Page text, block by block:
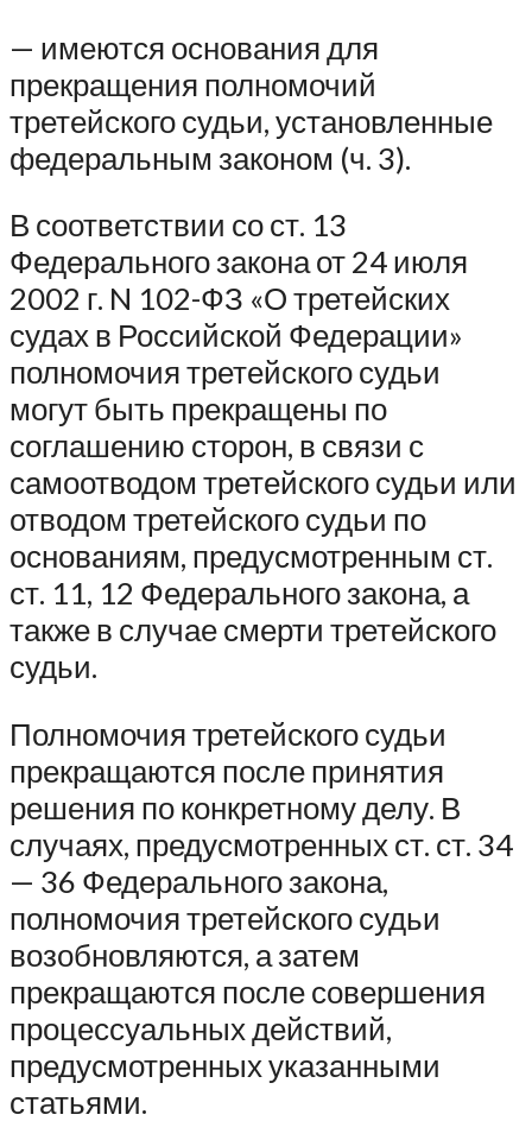
— имеются основания для
прекращения полномочий
третейского судьи, установленные
федеральным законом (ч. 3).
В соответствии со ст. 13
Федерального закона от 24 июля
2002 г. N 102-ФЗ «О третейских
судах в Российской Федерации»
полномочия третейского судьи
могут быть прекращены по
соглашению сторон, в связи с
самоотводом третейского судьи или
отводом третейского судьи по
основаниям, предусмотренным ст.
ст. 11, 12 Федерального закона, а
также в случае смерти третейского
судьи.
Полномочия третейского судьи
прекращаются после принятия
решения по конкретному делу. В
случаях, предусмотренных ст. ст. 34
— 36 Федерального закона,
полномочия третейского судьи
возобновляются, а затем
прекращаются после совершения
процессуальных действий,
предусмотренных указанными
статьями.